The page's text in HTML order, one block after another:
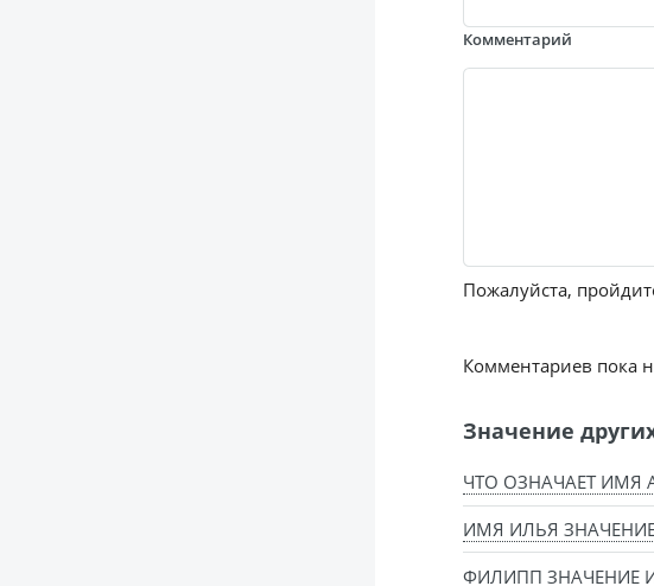
Комментарий
Пожалуйста,
Комментариев пока
Значение
ЧТО ОЗНАЧАЕТ ИМЯ
ИМЯ ИЛЬЯ
ФИЛИПП ЗНАЧЕНИЕ